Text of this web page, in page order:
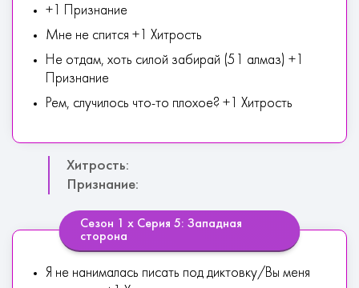
+1 Признание
Мне не спится +1 Хитрость
Не отдам, хоть силой забирай (51 алмаз) +1
Признание
Рем, случилось что-то плохое? +1 Хитрость
Хитрость:
Признание:
Сезон 1 х Серия 5: Западная
сторона
Я не нанималась писать под диктовку/Вы меня